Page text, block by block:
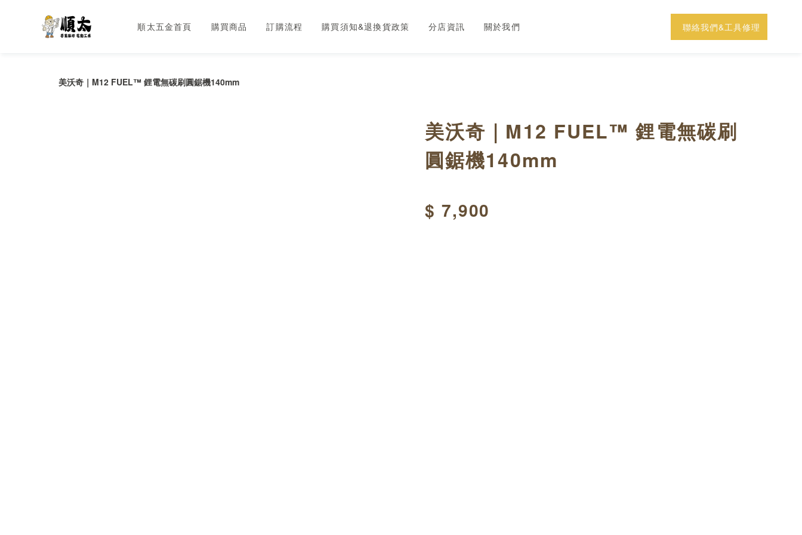
順太五金首頁 購買商品 訂購流程 購買須知&退換貨政策 分店資訊 關於我們 聯絡我們&工具修理
美沃奇｜M12 FUEL™ 鋰電無碳刷圓鋸機140mm
美沃奇｜M12 FUEL™ 鋰電無碳刷
圓鋸機140mm
$ 7,900